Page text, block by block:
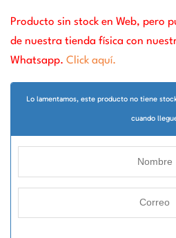
Producto sin stock en Web, pero
de nuestra tienda física con
Whatsapp. Click aquí.
Lo lamentamos, este producto no tiene
cuando